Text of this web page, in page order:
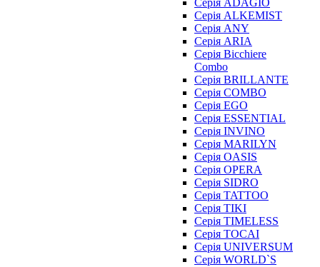
Серія ADAGIO
Серія ALKEMIST
Серія ANY
Серія ARIA
Серія Bicchiere
Combo
Серія BRILLANTE
Серія COMBO
Серія EGO
Серія ESSENTIAL
Серія INVINO
Серія MARILYN
Серія OASIS
Серія OPERA
Серія SIDRO
Серія TATTOO
Серія TIKI
Серія TIMELESS
Серія TOCAI
Серія UNIVERSUM
Серія WORLD`S